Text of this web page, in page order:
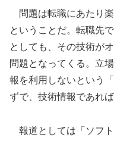
問題は転職にあたり
ということだ。転職先
としても、その技術が
問題となってくる。立
報を利用しないという
ずで、技術情報であれ
報道としては「ソフ